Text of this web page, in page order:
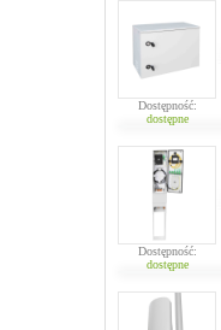
Dostępność:
dostępne
Dostępność:
dostępne